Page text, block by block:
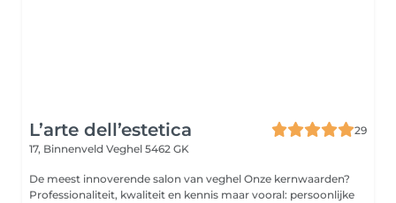
L’arte dell’estetica
29
17, Binnenveld Veghel 5462 GK
De meest innoverende salon van veghel Onze kernwaarden?
Professionaliteit, kwaliteit en kennis maar vooral: persoonlijke